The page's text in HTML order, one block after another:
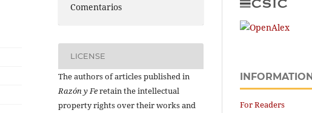
Comentarios
LICENSE
The authors of articles published in
Razón y Feretain the intellectual
property rights over their works and
INFORMATION
For Readers